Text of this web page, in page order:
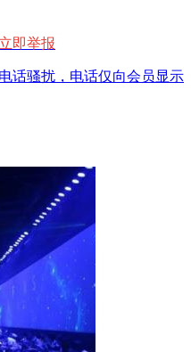
即举报
话骚扰，电话仅向会员显示